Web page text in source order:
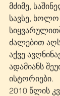
მძიმე,
სავსე,
ძალებით
აქვე
ადამიანს
ისტორიები.
2010 წლის